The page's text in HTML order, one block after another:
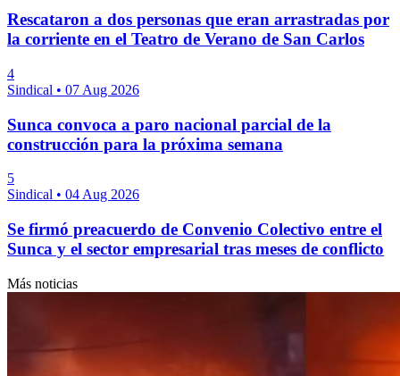
Rescataron a dos personas que eran arrastradas por
la corriente en el Teatro de Verano de San Carlos
4
Sindical • 07 Aug 2026
Sunca convoca a paro nacional parcial de la
construcción para la próxima semana
5
Sindical • 04 Aug 2026
Se firmó preacuerdo de Convenio Colectivo entre el
Sunca y el sector empresarial tras meses de conflicto
Más noticias